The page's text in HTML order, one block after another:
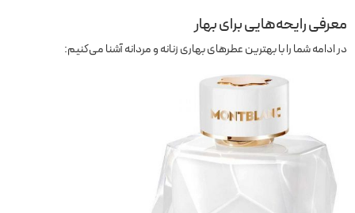
معرفی رایحه‌هایی برای بهار
در ادامه شما را با بهترین عطرهای بهاری زنانه و مردانه آشنا می‌کنیم: